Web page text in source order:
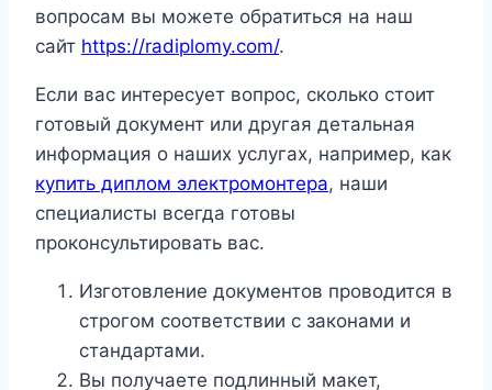
вопросам вы можете обратиться на наш
сайт https://radiplomy.com/.
Если вас интересует вопрос, сколько стоит
готовый документ или другая детальная
информация о наших услугах, например, как
купить диплом электромонтера, наши
специалисты всегда готовы
проконсультировать вас.
Изготовление документов проводится в
строгом соответствии с законами и
стандартами.
Вы получаете подлинный макет,